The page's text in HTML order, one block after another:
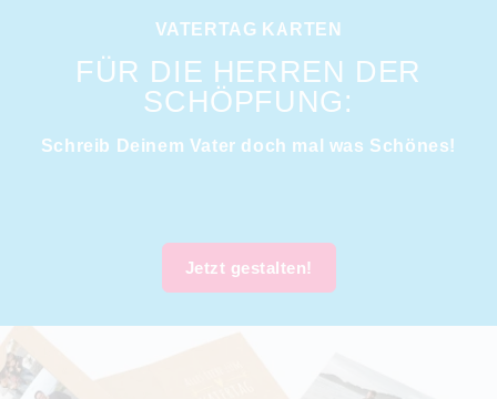
VATERTAG KARTEN
FÜR DIE HERREN DER
SCHÖPFUNG:
Schreib Deinem Vater doch mal was Schönes!
Jetzt gestalten!